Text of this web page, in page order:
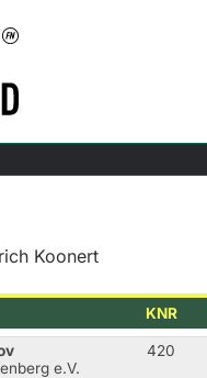
Koonert
KNR
e.V.
420